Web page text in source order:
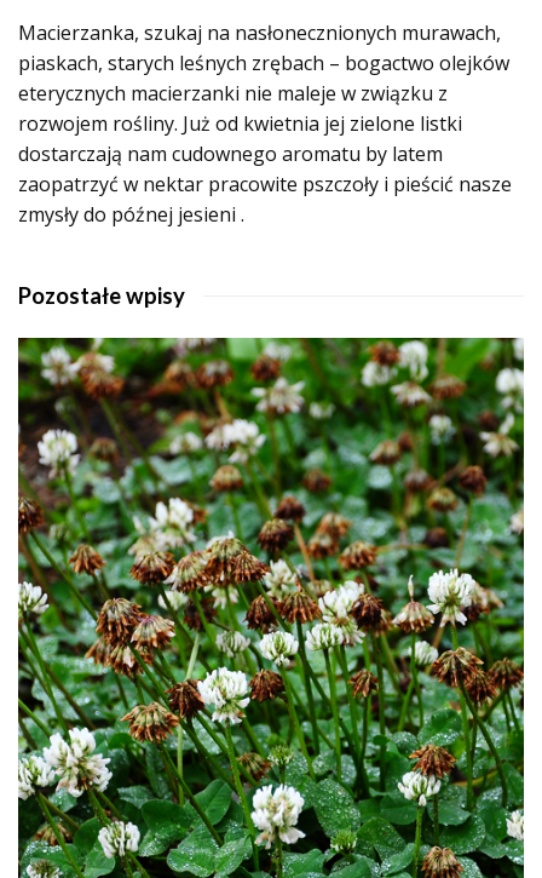
Macierzanka, szukaj na nasłonecznionych murawach,
piaskach, starych leśnych zrębach – bogactwo olejków
eterycznych macierzanki nie maleje w związku z
rozwojem rośliny. Już od kwietnia jej zielone listki
dostarczają nam cudownego aromatu by latem
zaopatrzyć w nektar pracowite pszczoły i pieścić nasze
zmysły do późnej jesieni .
Pozostałe wpisy